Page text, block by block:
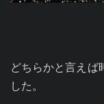
どちらかと言えば
した。